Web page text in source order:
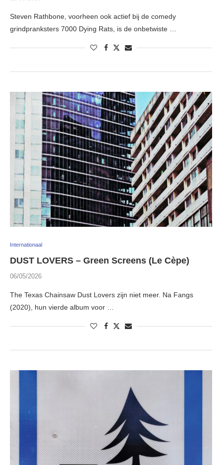
Steven Rathbone, voorheen ook actief bij de comedy
grindpranksters 7000 Dying Rats, is de onbetwiste …
Internationaal
DUST LOVERS – Green Screens (Le Cèpe)
06/05/2026
The Texas Chainsaw Dust Lovers zijn niet meer. Na Fangs
(2020), hun vierde album voor …